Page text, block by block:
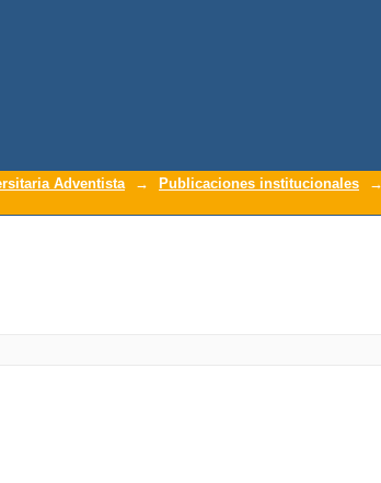
Adventista → Publicaciones institucionales →